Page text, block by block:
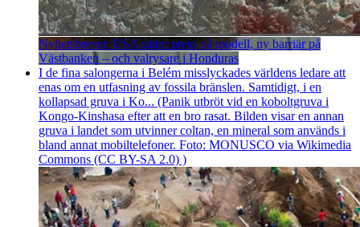
Nyhetsbrevet: USA sätter press på modell, ny barriär på
Västbanken – och valrysare i Honduras
I de fina salongerna i Belém misslyckades världens ledare att
enas om en utfasning av fossila bränslen. Samtidigt, i en
kollapsad gruva i Ko... (Panik utbröt vid en koboltgruva i
Kongo-Kinshasa efter att en bro rasat. Bilden visar en annan
gruva i landet som utvinner coltan, en mineral som används i
bland annat mobiltelefoner. Foto: MONUSCO via Wikimedia
Commons (CC BY-SA 2.0) )